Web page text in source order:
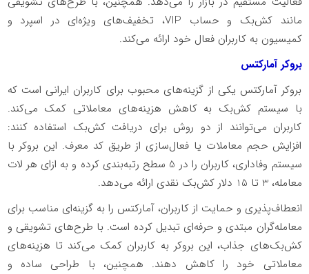
مانند کش‌بک و حساب VIP، تخفیف‌های ویژه‌ای در اسپرد و
کمیسیون به کاربران فعال خود ارائه می‌کند.
بروکر آمارکتس
بروکر آمارکتس یکی از گزینه‌های محبوب برای کاربران ایرانی است که
با سیستم کش‌بک به کاهش هزینه‌های معاملاتی کمک می‌کند.
کاربران می‌توانند از دو روش برای دریافت کش‌بک استفاده کنند:
افزایش حجم معاملات یا فعال‌سازی از طریق کد معرف. این بروکر با
سیستم وفاداری، کاربران را در 5 سطح رتبه‌بندی کرده و به ازای هر لات
معامله، 3 تا 15 دلار کش‌بک نقدی ارائه می‌دهد.
انعطاف‌پذیری و حمایت از کاربران، آمارکتس را به گزینه‌ای مناسب برای
معامله‌گران مبتدی و حرفه‌ای تبدیل کرده است. با طرح‌های تشویقی و
کش‌بک‌های جذاب، این بروکر به کاربران کمک می‌کند تا هزینه‌های
معاملاتی خود را کاهش دهند. همچنین، با طراحی ساده و